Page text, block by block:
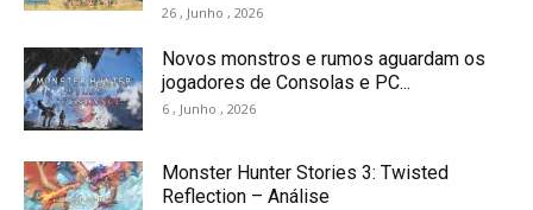
26 , Junho , 2026
Novos monstros e rumos aguardam os
jogadores de Consolas e PC...
6 , Junho , 2026
Monster Hunter Stories 3: Twisted
Reflection – Análise